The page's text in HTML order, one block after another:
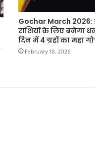
Gochar March 2026:
राशियों के लिए बनेगा
दिन में 4 ग्रहों का महा
February 18, 2026